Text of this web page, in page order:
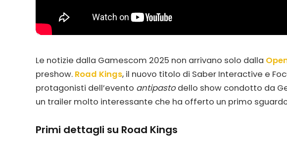
Le notizie dalla Gamescom 2025 non arrivano solo dalla
preshow. Road Kings, il nuovo titolo di Saber Interactive e
protagonisti dell’evento antipastodello show condotto da
un trailer molto interessante che ha offerto un primo
Primi dettagli su Road Kings